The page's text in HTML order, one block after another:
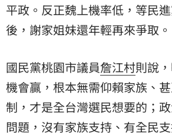
平政。反正魏上機率低，等民
後，謝家姐妹還年輕再來爭取。
國民黨桃園市議員詹江村則說
機會贏，根本無需仰賴家族、
制，才是全台灣選民想要的；
問題，沒有家族支持、有全民